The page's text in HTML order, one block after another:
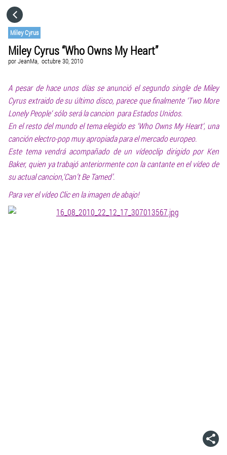
Miley Cyrus
Miley Cyrus “Who Owns My Heart”
porJeanMa, octubre 30, 2010
A pesar de hace unos días se anunció el segundo single de Miley
Cyrus extraido de su último disco, parece que finalmente ‘Two More
Lonely People‘ sólo será la cancion para Estados Unidos.
En el resto del mundo el tema elegido es ‘Who Owns My Heart‘, una
canción electro-pop muy apropiada para el mercado europeo.
Este tema vendrá acompañado de un vídeoclip dirigido por Ken
Baker, quien ya trabajó anteriormente con la cantante en el vídeo de
su actual cancion,‘Can’t Be Tamed’.
Para ver el vídeo Clic en la imagen de abajo!
CATEGORÍAS
VISITA EL SITIO WEB